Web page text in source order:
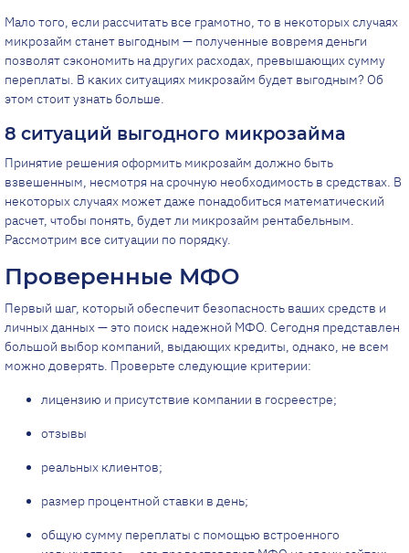
Мало того, если рассчитать все грамотно, то в некоторых случаях
микрозайм станет выгодным — полученные вовремя деньги
позволят сэкономить на других расходах, превышающих сумму
переплаты. В каких ситуациях микрозайм будет выгодным? Об
этом стоит узнать больше.
8 ситуаций выгодного микрозайма
Принятие решения оформить микрозайм должно быть
взвешенным, несмотря на срочную необходимость в средствах. В
некоторых случаях может даже понадобиться математический
расчет, чтобы понять, будет ли микрозайм рентабельным.
Рассмотрим все ситуации по порядку.
Проверенные МФО
Первый шаг, который обеспечит безопасность ваших средств и
личных данных — это поиск надежной МФО. Сегодня представлен
большой выбор компаний, выдающих кредиты, однако, не всем
можно доверять. Проверьте следующие критерии:
лицензию и присутствие компании в госреестре;
отзывы
реальных клиентов;
размер процентной ставки в день;
общую сумму переплаты с помощью встроенного